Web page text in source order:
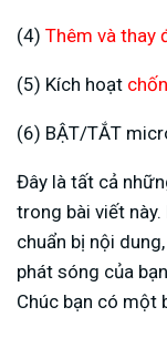
(4) Thêm và thay
(5) Kích hoạt
(6) BẬT/TẮT
Đây là tất cả
trong bài viết này.
chuẩn bị nội
phát sóng của
Chúc bạn có một